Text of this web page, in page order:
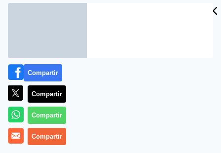
Más información
Compartir
Compartir
Compartir
Compartir